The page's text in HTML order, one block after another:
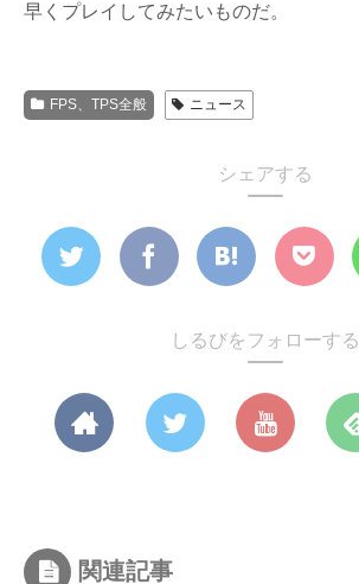
早くプレイしてみたいものだ。
FPS、TPS全般 ニュース
シェアする
しるびをフォローする
関連記事